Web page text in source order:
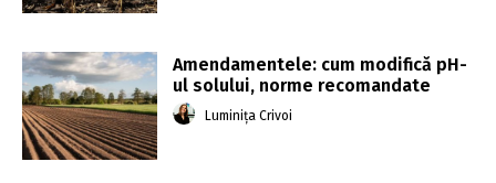
Amendamentele: cum modifică pH-
ul solului, norme recomandate
Luminița Crivoi